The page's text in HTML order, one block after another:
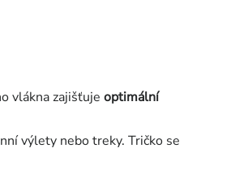
vlákna zajišťuje optimální
výlety nebo treky. Tričko se